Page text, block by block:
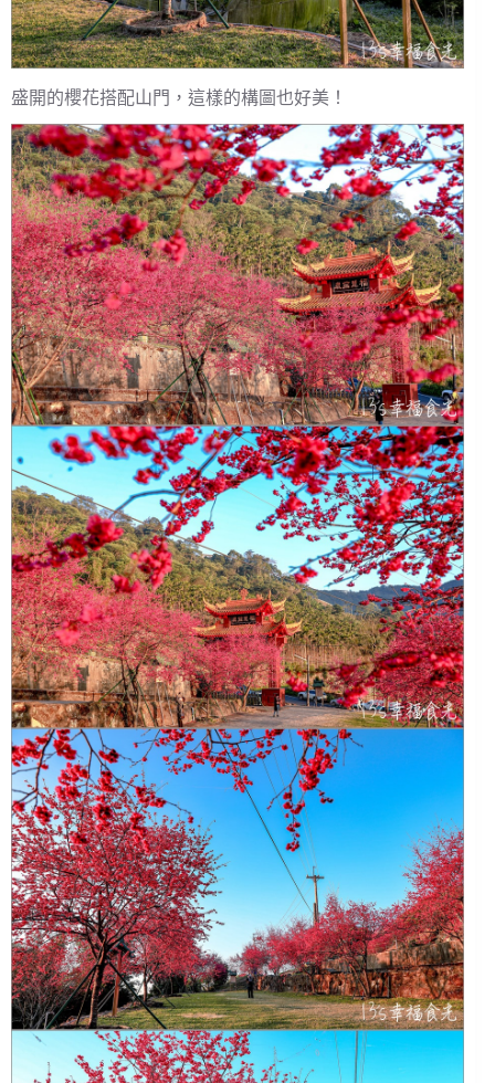
盛開的櫻花搭配山門，這樣的構圖也好美！